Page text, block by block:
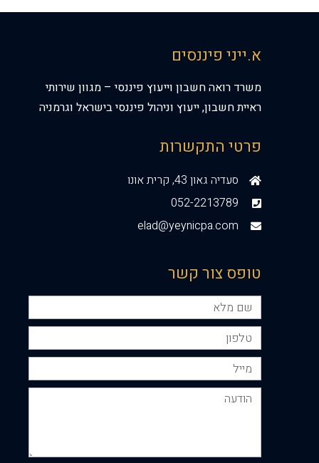
א.ייני פיננסים
משרד רואה חשבון וייעוץ פיננסי – מגוון שירותי
ראיית חשבון, ייעוץ וניהול פיננסי בישראל וגרמניה
פרטי התקשרות
סעדיה גאון 43, קרית אונו
052-2213789
elad@yeynicpa.com
טופס צור קשר